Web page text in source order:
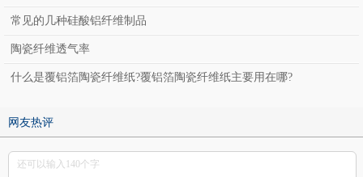
常见的几种硅酸铝纤维制品
陶瓷纤维透气率
什么是覆铝箔陶瓷纤维纸?覆铝箔陶瓷纤维纸主要用在哪?
网友热评